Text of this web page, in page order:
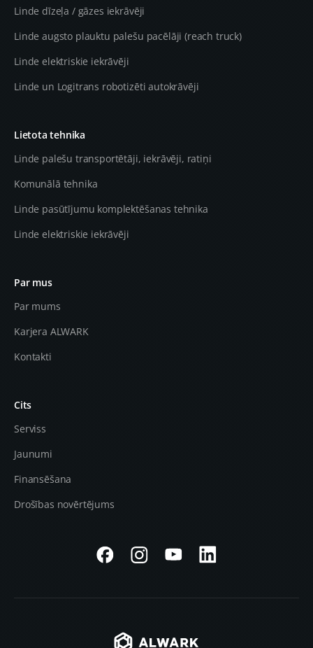
Linde dīzeļa / gāzes iekrāvēji
Linde augsto plauktu palešu pacēlāji (reach truck)
Linde elektriskie iekrāvēji
Linde un Logitrans robotizēti autokrāvēji
Lietota tehnika
Linde palešu transportētāji, iekrāvēji, ratiņi
Komunālā tehnika
Linde pasūtījumu komplektēšanas tehnika
Linde elektriskie iekrāvēji
Par mus
Par mums
Karjera ALWARK
Kontakti
Cits
Serviss
Jaunumi
Finansēšana
Drošības novērtējums